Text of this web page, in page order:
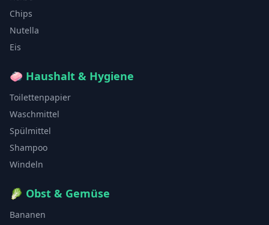
Chips
Nutella
Eis
🧼 Haushalt & Hygiene
Toilettenpapier
Waschmittel
Spülmittel
Shampoo
Windeln
🥬 Obst & Gemüse
Bananen